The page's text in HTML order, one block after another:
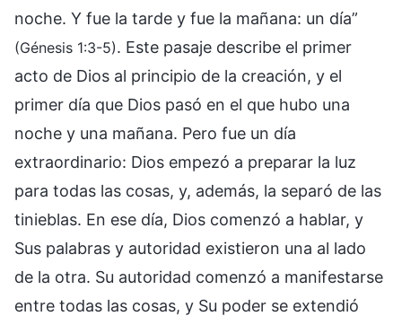
noche. Y fue la tarde y fue la mañana: un día”
(Génesis 1:3-5). Este pasaje describe el primer
acto de Dios al principio de la creación, y el
primer día que Dios pasó en el que hubo una
noche y una mañana. Pero fue un día
extraordinario: Dios empezó a preparar la luz
para todas las cosas, y, además, la separó de las
tinieblas. En ese día, Dios comenzó a hablar, y
Sus palabras y autoridad existieron una al lado
de la otra. Su autoridad comenzó a manifestarse
entre todas las cosas, y Su poder se extendió